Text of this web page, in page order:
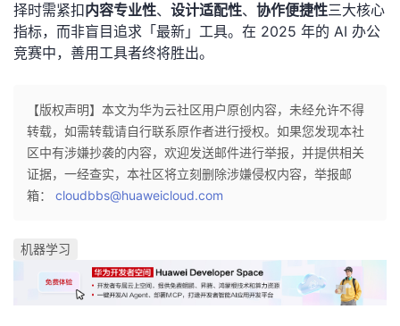
择时需紧扣内容专业性、 设计适配性、 协作便捷性三大核心
指标，而非盲目追求「最新」工具。在 2025 年的 AI 办公
竞赛中，善用工具者终将胜出。
【版权声明】本文为华为云社区用户原创内容，未经允许不得
转载，如需转载请自行联系原作者进行授权。如果您发现本社
区中有涉嫌抄袭的内容，欢迎发送邮件进行举报，并提供相关
证据，一经查实，本社区将立刻删除涉嫌侵权内容，举报邮
箱： cloudbbs@huaweicloud.com
机器学习